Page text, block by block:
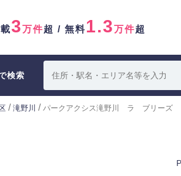
3万件超 / 無料1.3万件超
検索
/ 滝野川 / パークアクシス滝野川 ラ ブリーズ